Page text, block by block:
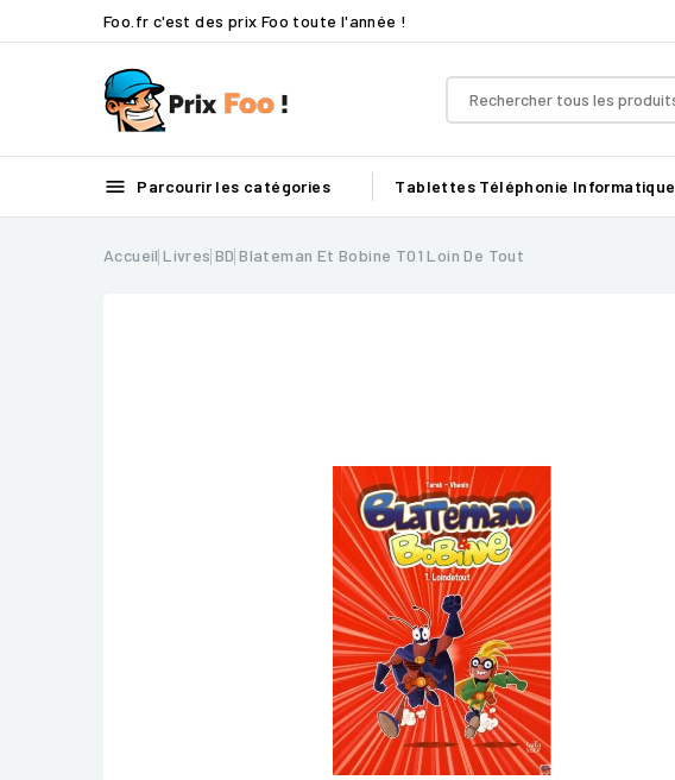
Foo.fr c'est des prix Foo toute l'année !
 Parcourir les catégories Tablettes Téléphonie Informatique
Accueil Livres BD Blateman Et Bobine T01 Loin De Tout